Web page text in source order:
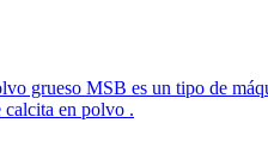
grueso MSB es un tipo de
calcita en polvo .